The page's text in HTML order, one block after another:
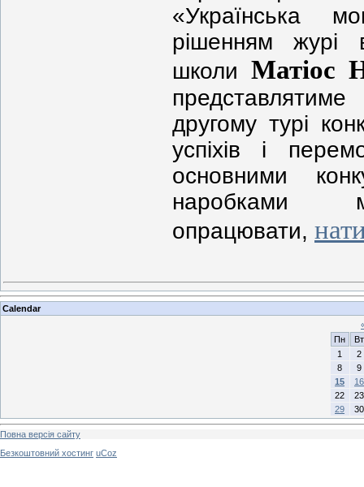
«Українська
рішенням журі
школи Матіос
другому турі
успіхів і
основними
наробками
опрацювати,
Calendar
Пн
Вт
1
2
8
9
15
16
22
23
29
30
Повна версія сайту
Безкоштовний хостинг uCoz